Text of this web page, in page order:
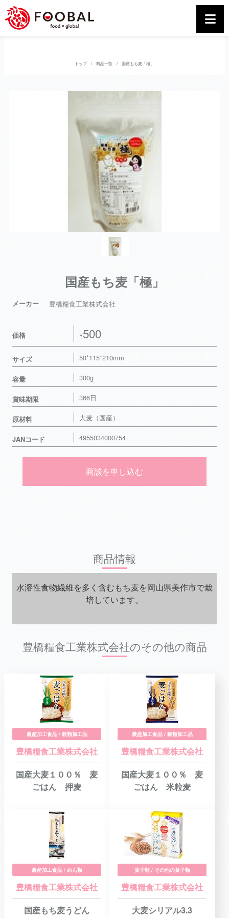
トップ 商品一覧 国産もち麦「極」
国産もち麦「極」
メーカー 豊橋糧食工業株式会社
価格 ¥500
サイズ 50*115*210mm
容量 300g
賞味期限 366日
原材料 大麦（国産）
JANコード 4955034000754
商談を申し込む
商品情報
水溶性食物繊維を多く含むもち麦を岡山県美作市で栽
培しています。
豊橋糧食工業株式会社のその他の商品
農産加工食品 / 穀類加工品
豊橋糧食工業株式会社
国産大麦１００％ 麦
ごはん 押麦
農産加工食品 / 穀類加工品
豊橋糧食工業株式会社
国産大麦１００％ 麦
ごはん 米粒麦
農産加工食品 / めん類
豊橋糧食工業株式会社
国産もち麦うどん
菓子類 / その他の菓子類
豊橋糧食工業株式会社
大麦シリアル3.3